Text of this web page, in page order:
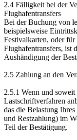
2.4 Fälligkeit bei der
Flughafentransfers
Bei der Buchung von
beispielsweise
Festivalkarten, oder
Flughafentransfers, ist
Aushändigung der
2.5 Zahlung an den
2.5.1 Wenn und
Lastschriftverfahren
das die Belastung
und Restzahlung) im
Teil der Bestätigung.